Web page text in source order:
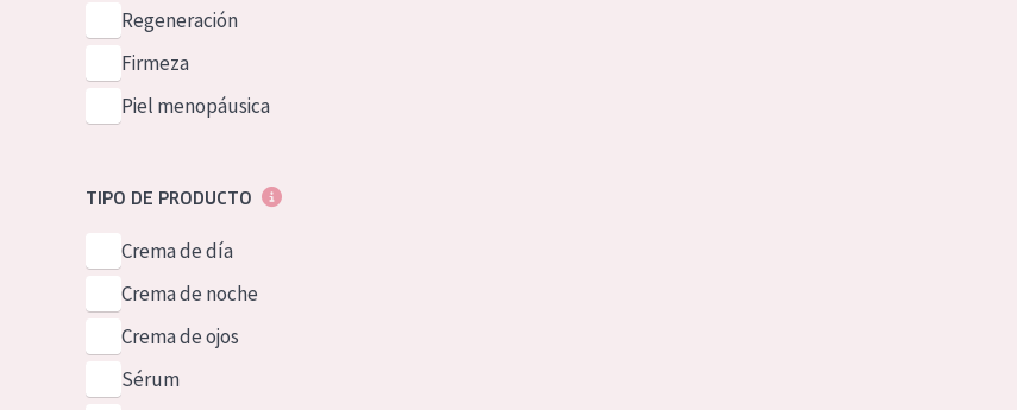
German
Spanish
Greek
Regeneración
Firmeza
Piel menopáusica
TIPO DE PRODUCTO
Crema de día
Crema de noche
Crema de ojos
Sérum